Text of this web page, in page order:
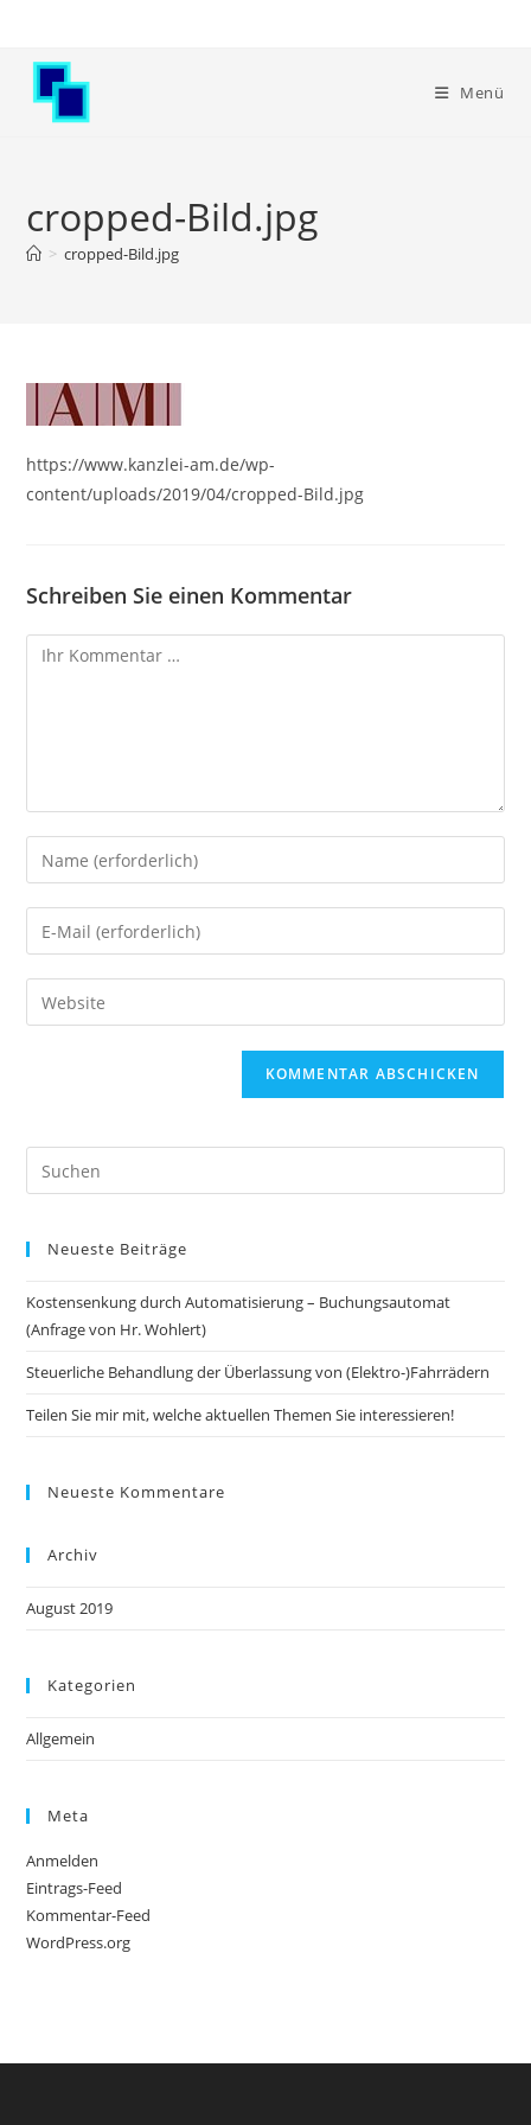
springen
Menü
cropped-Bild.jpg
> cropped-Bild.jpg
https://www.kanzlei-am.de/wp-
content/uploads/2019/04/cropped-Bild.jpg
Schreiben Sie einen Kommentar
Kommentar
Geben
Sie
Ihren
Namen
Benutzernamen
zum
Geben
Sie
Ihre
Geben
Sie
(optional)
Neueste Beiträge
Kostensenkung durch Automatisierung – Buchungsautomat
(Anfrage von Hr. Wohlert)
Steuerliche Behandlung der Überlassung von (Elektro-)Fahrrädern
Teilen Sie mir mit, welche aktuellen Themen Sie interessieren!
Neueste Kommentare
Archiv
August 2019
Kategorien
Allgemein
Meta
Anmelden
Eintrags-Feed
Kommentar-Feed
WordPress.org